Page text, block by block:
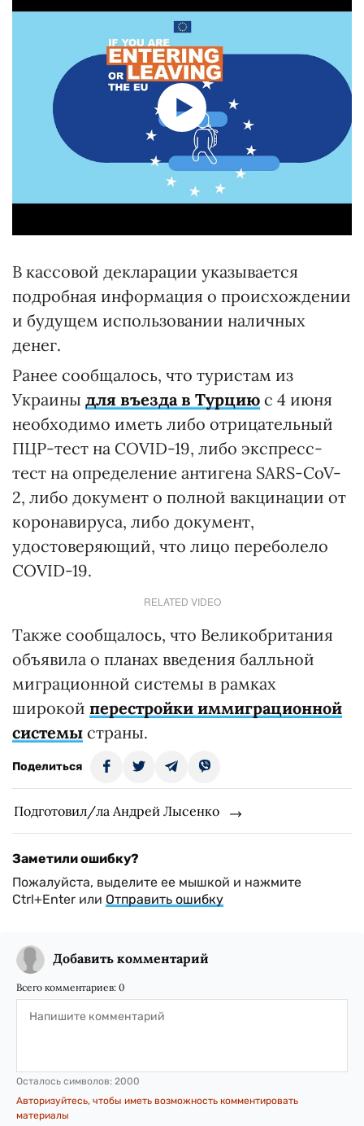
В кассовой декларации указывается
подробная информация о происхождении
и будущем использовании наличных
денег.
Ранее сообщалось, что туристам из
Украины для въезда в Турцию с 4 июня
необходимо иметь либо отрицательный
ПЦР-тест на COVID-19, либо экспресс-
тест на определение антигена SARS-CoV-
2, либо документ о полной вакцинации от
коронавируса, либо документ,
удостоверяющий, что лицо переболело
COVID-19.
RELATED VIDEO
Также сообщалось, что Великобритания
объявила о планах введения балльной
миграционной системы в рамках
широкой перестройки иммиграционной
системы страны.
Поделиться
Подготовил/ла Андрей Лысенко
Заметили ошибку?
Пожалуйста, выделите ее мышкой и нажмите
Ctrl+Enter или Отправить ошибку
Добавить комментарий
Всего комментариев: 0
Осталось символов: 2000
Авторизуйтесь, чтобы иметь возможность комментировать
материалы